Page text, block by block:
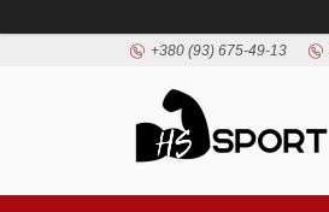
+380 (93) 675-49-13